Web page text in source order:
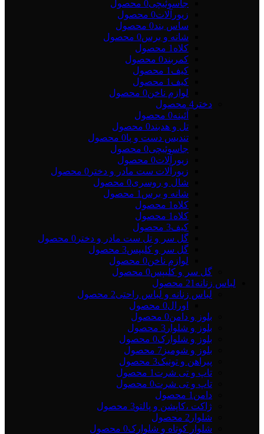
جاسوئیچی0 محصول
زیورآلات0 محصول
ساس بند0 محصول
شانه و برس0 محصول
کلاه 1 محصول
کمربند0 محصول
کیف 1 محصول
کیف 1 محصول
لوازم ناخن0 محصول
دختر 4 محصول
آئینه0 محصول
تل و هدبند0 محصول
تندیس دست و پا0 محصول
جاسوئیچی0 محصول
زیورآلات0 محصول
زیورآلات ست مادر و دختر 0 محصول
شال و روسری0 محصول
شانه و برس 1 محصول
کلاه 1 محصول
کلاه 1 محصول
کیف3 محصول
گل سر و تل ست مادر و دختر 0 محصول
گل سر و کلیپس3 محصول
لوازم ناخن0 محصول
گل سر و کلیپس0 محصول
لباس زنانه 21 محصول
لباس زنانه و لباس راحتی2 محصول
اورال0 محصول
بلوز و دامن0 محصول
بلوز و شلوار 3 محصول
بلوز و شلوارک0 محصول
بلوز و شومیز 7 محصول
پیراهن و تونیک3 محصول
تاپ و تی شرت 1 محصول
تاپ و تی شرت0 محصول
دامن 1 محصول
ژاکت ،کاپشن و پالتو3 محصول
شلوار 2 محصول
شلوار کوتاه و شلوارک0 محصول